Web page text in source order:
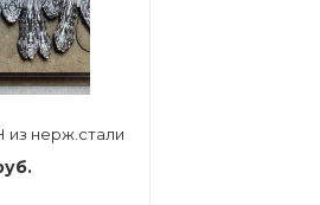
из нерж.стали